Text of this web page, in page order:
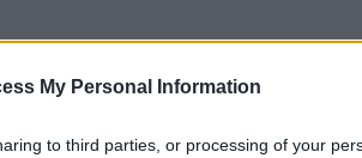
My Personal Information
to third parties, or processing of your